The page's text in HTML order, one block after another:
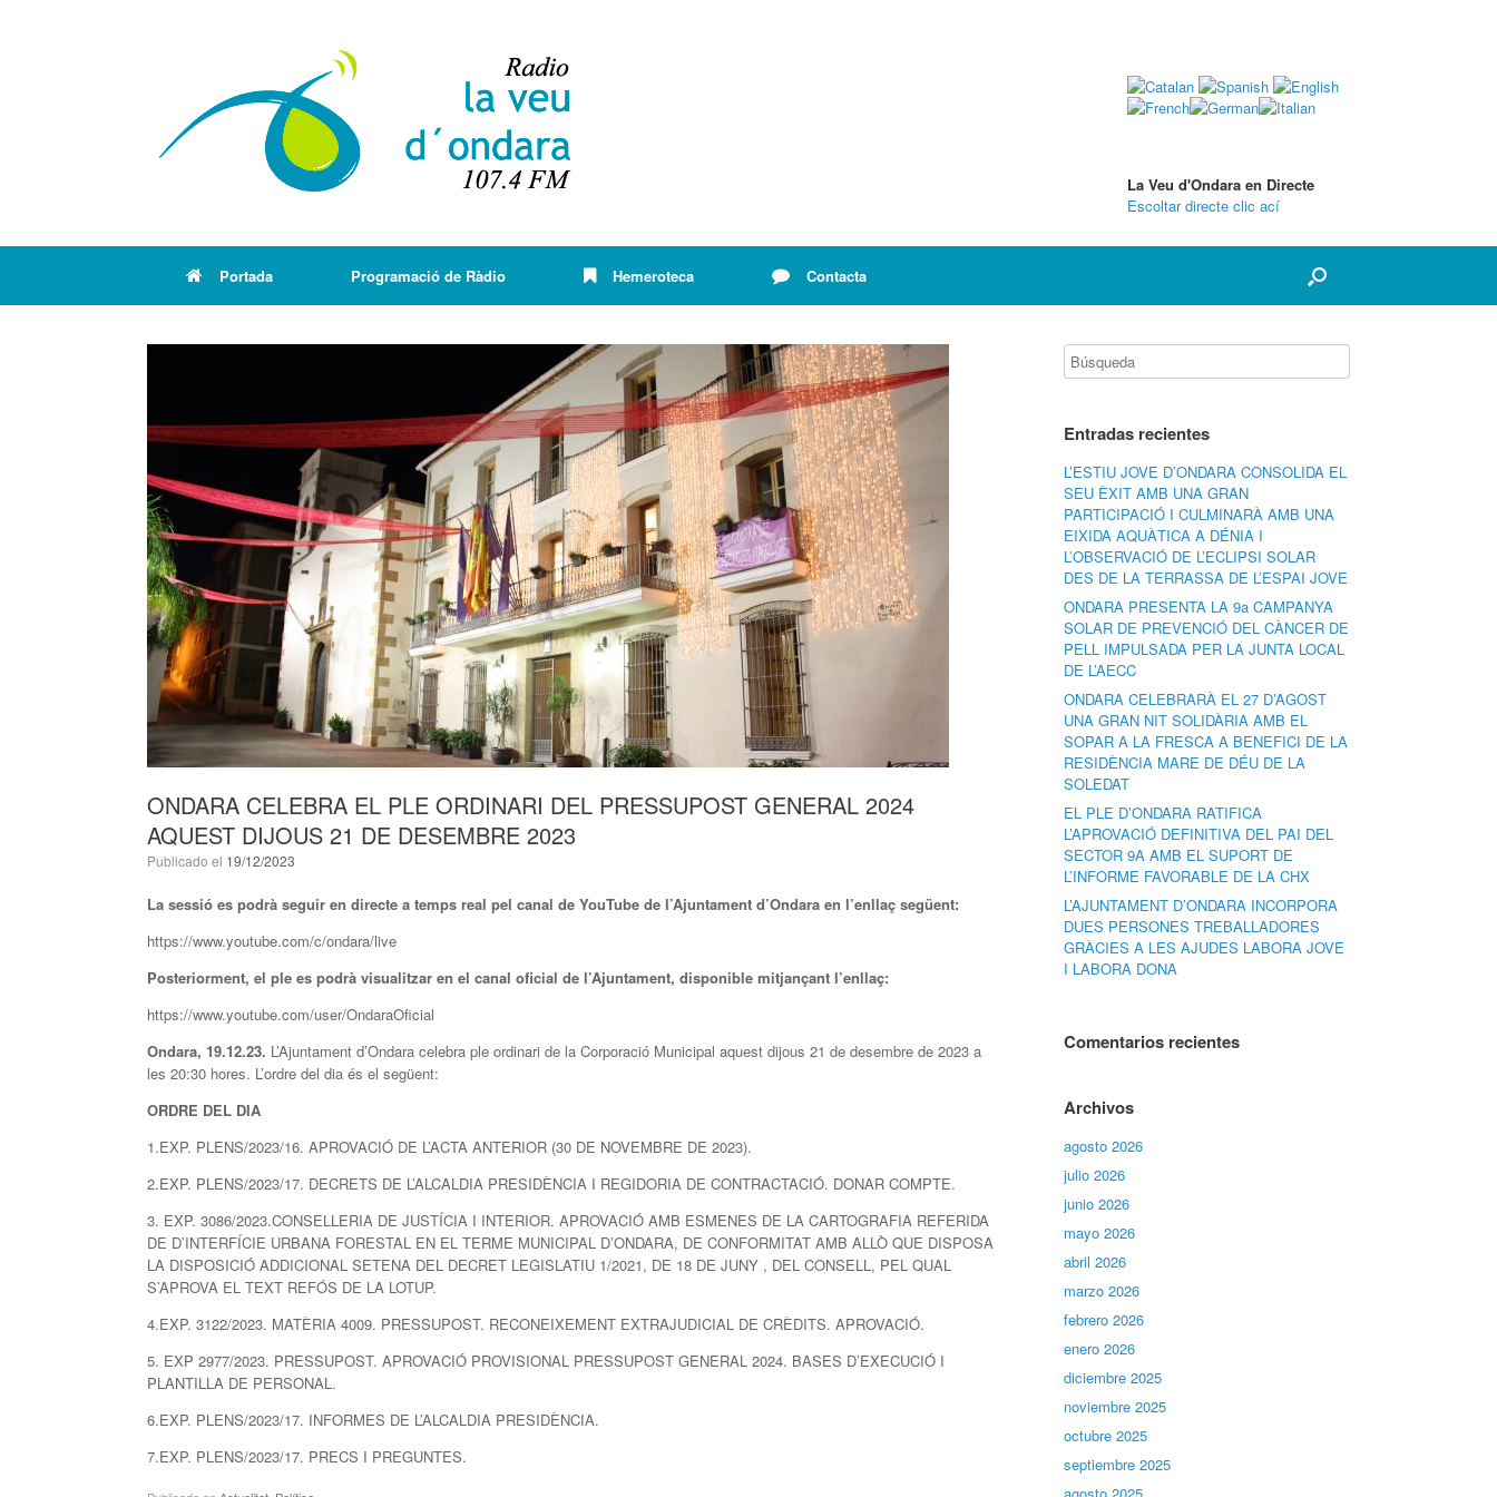
La Veu d'Ondara en Directe
Escoltar directe clic ací
Portada Programació de Ràdio Hemeroteca Contacta
ONDARA CELEBRA EL PLE ORDINARI DEL PRESSUPOST GENERAL 2024
AQUEST DIJOUS 21 DE DESEMBRE 2023
Publicado el 19/12/2023
La sessió es podrà seguir en directe a temps real pel canal de YouTube de l’Ajuntament d’Ondara en l’enllaç següent:
https://www.youtube.com/c/ondara/live
Posteriorment, el ple es podrà visualitzar en el canal oficial de l’Ajuntament, disponible mitjançant l’enllaç:
https://www.youtube.com/user/OndaraOficial
Ondara, 19.12.23. L’Ajuntament d’Ondara celebra ple ordinari de la Corporació Municipal aquest dijous 21 de desembre de 2023 a
les 20:30 hores. L’ordre del dia és el següent:
ORDRE DEL DIA
1.EXP. PLENS/2023/16. APROVACIÓ DE L’ACTA ANTERIOR (30 DE NOVEMBRE DE 2023).
2.EXP. PLENS/2023/17. DECRETS DE L’ALCALDIA PRESIDÈNCIA I REGIDORIA DE CONTRACTACIÓ. DONAR COMPTE.
3. EXP. 3086/2023.CONSELLERIA DE JUSTÍCIA I INTERIOR. APROVACIÓ AMB ESMENES DE LA CARTOGRAFIA REFERIDA
DE D’INTERFÍCIE URBANA FORESTAL EN EL TERME MUNICIPAL D’ONDARA, DE CONFORMITAT AMB ALLÒ QUE DISPOSA
LA DISPOSICIÓ ADDICIONAL SETENA DEL DECRET LEGISLATIU 1/2021, DE 18 DE JUNY , DEL CONSELL, PEL QUAL
S’APROVA EL TEXT REFÓS DE LA LOTUP.
4.EXP. 3122/2023. MATÈRIA 4009. PRESSUPOST. RECONEIXEMENT EXTRAJUDICIAL DE CRÈDITS. APROVACIÓ.
5. EXP 2977/2023. PRESSUPOST. APROVACIÓ PROVISIONAL PRESSUPOST GENERAL 2024. BASES D’EXECUCIÓ I
PLANTILLA DE PERSONAL.
6.EXP. PLENS/2023/17. INFORMES DE L’ALCALDIA PRESIDÈNCIA.
7.EXP. PLENS/2023/17. PRECS I PREGUNTES.
Entradas recientes
L’ESTIU JOVE D’ONDARA CONSOLIDA EL
SEU ÈXIT AMB UNA GRAN
PARTICIPACIÓ I CULMINARÀ AMB UNA
EIXIDA AQUÀTICA A DÉNIA I
L’OBSERVACIÓ DE L’ECLIPSI SOLAR
DES DE LA TERRASSA DE L’ESPAI JOVE
ONDARA PRESENTA LA 9a CAMPANYA
SOLAR DE PREVENCIÓ DEL CÀNCER DE
PELL IMPULSADA PER LA JUNTA LOCAL
DE L’AECC
ONDARA CELEBRARÀ EL 27 D’AGOST
UNA GRAN NIT SOLIDÀRIA AMB EL
SOPAR A LA FRESCA A BENEFICI DE LA
RESIDÈNCIA MARE DE DÉU DE LA
SOLEDAT
EL PLE D’ONDARA RATIFICA
L’APROVACIÓ DEFINITIVA DEL PAI DEL
SECTOR 9A AMB EL SUPORT DE
L’INFORME FAVORABLE DE LA CHX
L’AJUNTAMENT D’ONDARA INCORPORA
DUES PERSONES TREBALLADORES
GRÀCIES A LES AJUDES LABORA JOVE
I LABORA DONA
Comentarios recientes
Archivos
agosto 2026
julio 2026
junio 2026
mayo 2026
abril 2026
marzo 2026
febrero 2026
enero 2026
diciembre 2025
noviembre 2025
octubre 2025
septiembre 2025